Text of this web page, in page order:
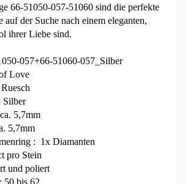
66-51050-057-51060 sind die perfekte
auf der Suche nach einem eleganten,
ihrer Liebe sind.
057+66-51060-057_Silber
Love
Silber
5,7mm
5,7mm
: 1x Diamanten
pro Stein
und poliert